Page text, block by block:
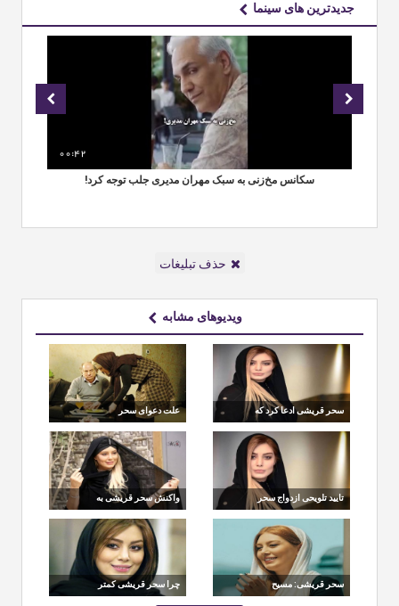
جدیدترین های سینما
00:42
سکانس مخ‌زنی به سبک مهران مدیری جلب توجه کرد!
حذف تبلیغات
ویدیوهای مشابه
سحر قریشی ادعا کرد که
نجرال ترین صورت را
بین بازیگران زن ایرانی
دارد
علت دعوای سحر
قریشی و آتیلا پسیانی چه
بود؟
تایید تلویحی ازدواج سحر
قریشی توسط خودش!
واکنش سحر قریشی به
شایعه ارتباط با تهیه‌کننده
13 شمالی
سحر قریشی: مسیح
چرا سحر قریشی کمتر
آرایش می‌کند؟